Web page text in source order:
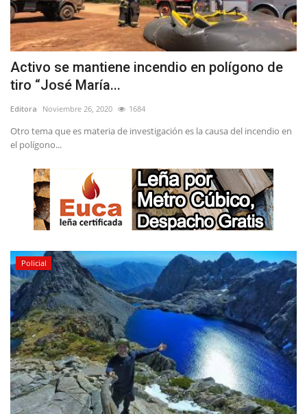
Activo se mantiene incendio en polígono de
tiro “José María...
Editora Noviembre 26, 2020 1684
Otro tema que es materia de investigación es la causa del incendio en
el polígono...
Policial